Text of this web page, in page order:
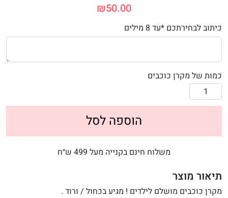
₪50.00
כיתוב לבחירתכם *עד 8 מילים
כמות של מקרן כוכבים
הוספה לסל
משלוח חינם בקנייה מעל 499 ש״ח
תיאור מוצר
מקרן כוכבים מושלם לילדים ! מגיע בכחול / ורוד .